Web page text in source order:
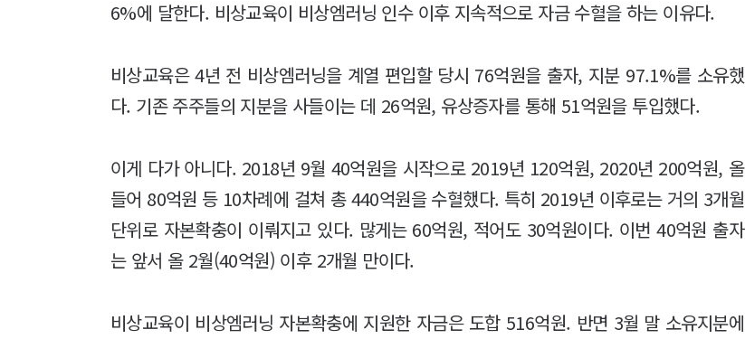
6%에 달한다. 비상교육이 비상엠러닝 인수 이후 지속적으로 자금 수혈을 하는 이유다.
비상교육은 4년 전 비상엠러닝을 계열 편입할 당시 76억원을 출자, 지분 97.1%를 소유했
다. 기존 주주들의 지분을 사들이는 데 26억원, 유상증자를 통해 51억원을 투입했다.
이게 다가 아니다. 2018년 9월 40억원을 시작으로 2019년 120억원, 2020년 200억원, 올
들어 80억원 등 10차례에 걸쳐 총 440억원을 수혈했다. 특히 2019년 이후로는 거의 3개월
단위로 자본확충이 이뤄지고 있다. 많게는 60억원, 적어도 30억원이다. 이번 40억원 출자
는 앞서 올 2월(40억원) 이후 2개월 만이다.
비상교육이 비상엠러닝 자본확충에 지원한 자금은 도합 516억원. 반면 3월 말 소유지분에